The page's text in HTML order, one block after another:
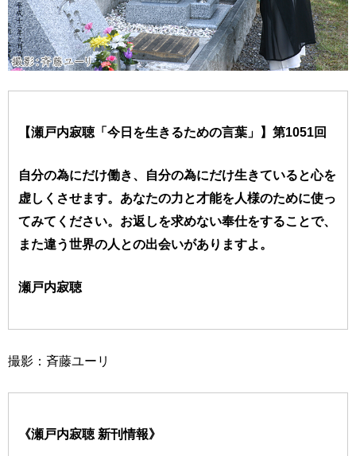
【瀬戸内寂聴「今日を生きるための言葉」】第1051回
自分の為にだけ働き、自分の為にだけ生きていると心を
虚しくさせます。あなたの力と才能を人様のために使っ
てみてください。お返しを求めない奉仕をすることで、
また違う世界の人との出会いがありますよ。
瀬戸内寂聴
撮影：斉藤ユーリ
《瀬戸内寂聴 新刊情報》